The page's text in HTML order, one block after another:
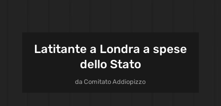
Latitante a Londra a spese
dello Stato
daComitato Addiopizzo